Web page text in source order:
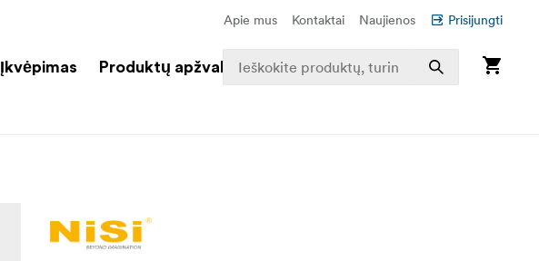
Apie mus Kontaktai Naujienos Prisijungti
Įkvėpimas Produktų apžvalga